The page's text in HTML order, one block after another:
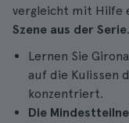
vergleicht mit Hilfe
Szene aus der Serie.
Lernen Sie
auf die Kulissen
konzentriert.
Die